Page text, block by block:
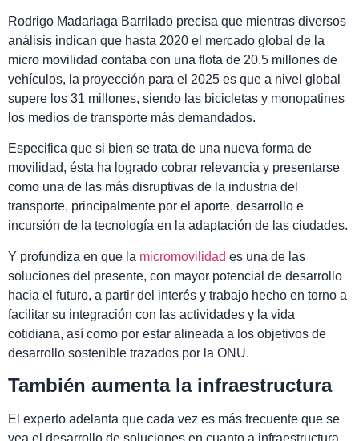
Rodrigo Madariaga Barrilado precisa que mientras diversos
análisis indican que hasta 2020 el mercado global de la
micro movilidad contaba con una flota de 20.5 millones de
vehículos, la proyección para el 2025 es que a nivel global
supere los 31 millones, siendo las bicicletas y monopatines
los medios de transporte más demandados.
Especifica que si bien se trata de una nueva forma de
movilidad, ésta ha logrado cobrar relevancia y presentarse
como una de las más disruptivas de la industria del
transporte, principalmente por el aporte, desarrollo e
incursión de la tecnología en la adaptación de las ciudades.
Y profundiza en que la micromovilidad es una de las
soluciones del presente, con mayor potencial de desarrollo
hacia el futuro, a partir del interés y trabajo hecho en torno a
facilitar su integración con las actividades y la vida
cotidiana, así como por estar alineada a los objetivos de
desarrollo sostenible trazados por la ONU.
También aumenta la infraestructura
El experto adelanta que cada vez es más frecuente que se